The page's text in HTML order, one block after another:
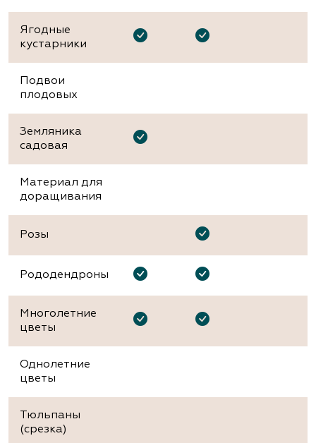
Ягодные
кустарники
Подвои
плодовых
Земляника
садовая
Материал для
доращивания
Розы
Рододендроны
Многолетние
цветы
Однолетние
цветы
Тюльпаны
(срезка)